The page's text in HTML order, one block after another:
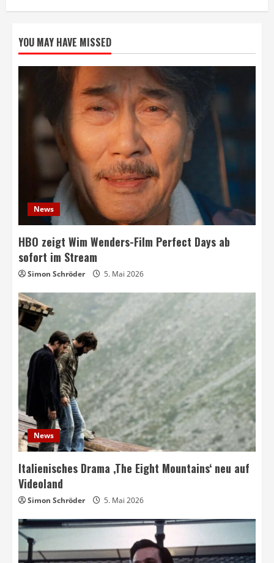
YOU MAY HAVE MISSED
News
HBO zeigt Wim Wenders-Film Perfect Days ab
sofort im Stream
Simon Schröder 5. Mai 2026
News
Italienisches Drama ‚The Eight Mountains‘ neu auf
Videoland
Simon Schröder 5. Mai 2026